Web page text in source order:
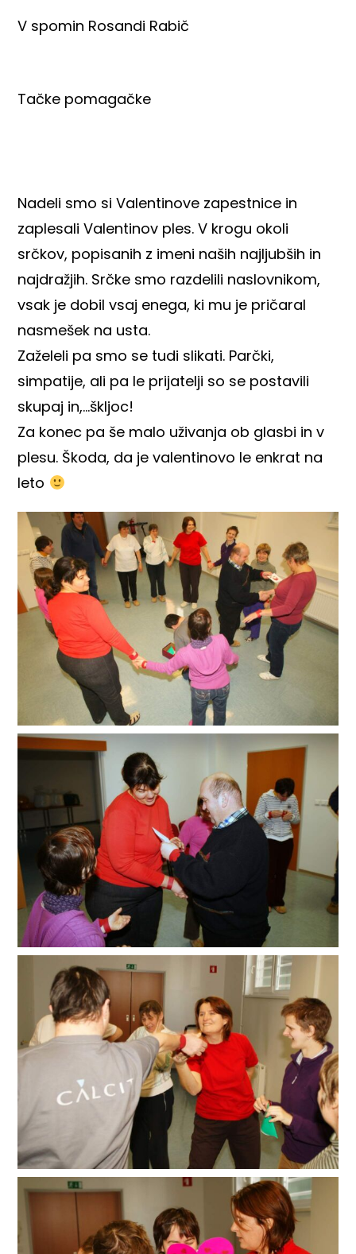
V spomin Rosandi Rabič
Tačke pomagačke
Nadeli smo si Valentinove zapestnice in
zaplesali Valentinov ples. V krogu okoli
srčkov, popisanih z imeni naših najljubših in
najdražjih. Srčke smo razdelili naslovnikom,
vsak je dobil vsaj enega, ki mu je pričaral
nasmešek na usta.
Zaželeli pa smo se tudi slikati. Parčki,
simpatije, ali pa le prijatelji so se postavili
skupaj in,…škljoc!
Za konec pa še malo uživanja ob glasbi in v
plesu. Škoda, da je valentinovo le enkrat na
leto